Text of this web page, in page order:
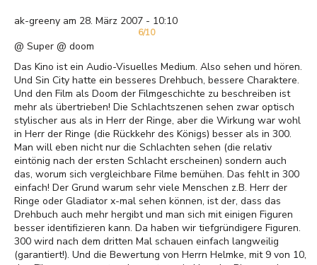
ak-greeny am 28. März 2007 - 10:10
6/10
@ Super @ doom
Das Kino ist ein Audio-Visuelles Medium. Also sehen und hören.
Und Sin City hatte ein besseres Drehbuch, bessere Charaktere.
Und den Film als Doom der Filmgeschichte zu beschreiben ist
mehr als übertrieben! Die Schlachtszenen sehen zwar optisch
stylischer aus als in Herr der Ringe, aber die Wirkung war wohl
in Herr der Ringe (die Rückkehr des Königs) besser als in 300.
Man will eben nicht nur die Schlachten sehen (die relativ
eintönig nach der ersten Schlacht erscheinen) sondern auch
das, worum sich vergleichbare Filme bemühen. Das fehlt in 300
einfach! Der Grund warum sehr viele Menschen z.B. Herr der
Ringe oder Gladiator x-mal sehen können, ist der, dass das
Drehbuch auch mehr hergibt und man sich mit einigen Figuren
besser identifizieren kann. Da haben wir tiefgründigere Figuren.
300 wird nach dem dritten Mal schauen einfach langweilig
(garantiert!). Und die Bewertung von Herrn Helmke, mit 9 von 10,